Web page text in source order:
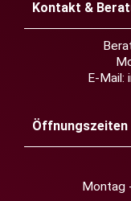
Kontakt &
E-Mail:
Öffnungszeiten
Montag